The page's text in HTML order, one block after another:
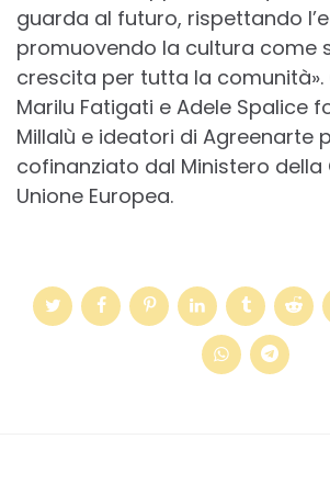
guarda al futuro, rispettando
promuovendo la cultura come
crescita per tutta la comunità».
Marilu Fatigati e Adele Spalice
Millalù e ideatori di Agreenarte
cofinanziato dal Ministero della
Unione Europea.